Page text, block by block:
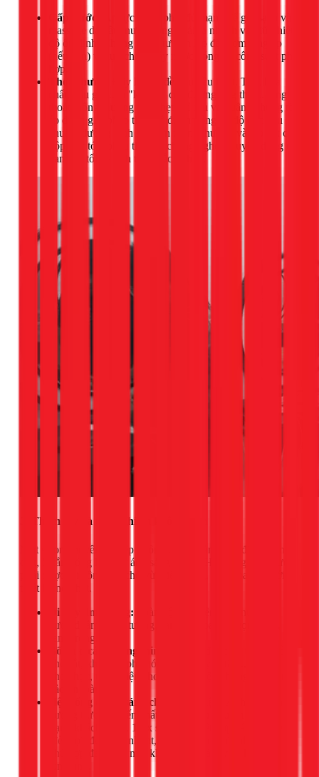
Cấp nước:
Áp lực nước phải đủ mạnh để gội sạch và
massage da đầu, nước nóng phải ra nhanh và giữ nhiệt
độ ổn định. Chúng tôi sẽ tư vấn lắp đặt bơm tăng áp
(nếu cần) và lựa chọn máy nước nóng có công suất phù
hợp.
Thoát nước:
Đây là vấn đề đau đầu nhất. Tóc, hóa
chất, dầu gội... là "kẻ thù" của đường ống thoát. Ống
thoát thông thường sẽ nghẹt chỉ sau vài tuần. Chúng tôi
áp dụng giải pháp thiết kế đường ống có độ dốc tiêu
chuẩn, đường kính lớn hơn thông thường và lắp đặt các
hộp bẫy tóc, phễu thu sàn chống nghẹt chuyên dụng để
hạn chế tối đa tình trạng tắc nghẽn.
3. Thẩm mỹ và trải nghiệm không gian
Một salon chuyên nghiệp không thể có cảnh dây điện chằng
chịt, ổ cắm lỏng lẻo hay ánh sáng tù mù. Hệ thống điện nước
phải được thi công sao cho vừa tiện dụng, vừa hòa hợp với
thiết kế nội thất.
Đi dây âm tường: Toàn bộ dây điện, ống nước sẽ
được đi âm trong tường, sàn, đảm bảo sự gọn gàng,
sang trọng.
Bố trí ổ cắm thông minh:
ghế cắt, khu vực pha hóa chất, quầy lễ tân... một cách
khoa học, thuận tiện cho thợ làm việc nhưng vẫn đảm
bảo an toàn.
Hệ thống chiếu sáng chuyên nghiệp:
hưởng trực tiếp đến chất lượng màu nhuộm và tâm
trạng khách hàng. 1Fix sẽ tư vấn kết hợp các loại đèn
(đèn rọi, đèn downlight, đèn trang trí) với nhiệt độ màu
phù hợp để tạo ra một không gian làm việc hiệu quả và
lung linh.